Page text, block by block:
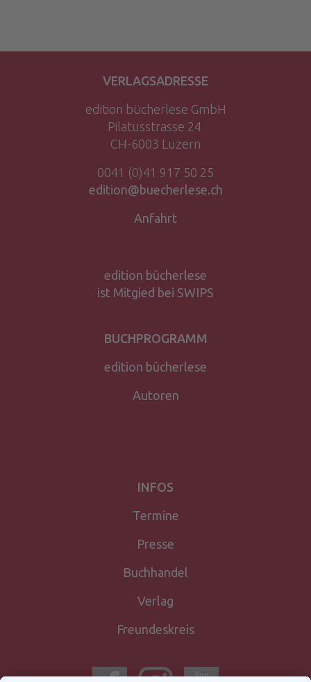
VERLAGSADRESSE
edition bücherlese GmbH
Pilatusstrasse 24
CH-6003 Luzern
0041 (0)41 917 50 25
edition@buecherlese.ch
Anfahrt
edition bücherlese
ist Mitgied bei SWIPS
BUCHPROGRAMM
edition bücherlese
Autoren
INFOS
Termine
Presse
Buchhandel
Verlag
Freundeskreis